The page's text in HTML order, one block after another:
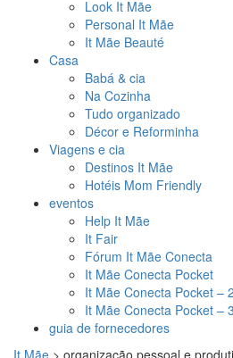
Look It Mãe
Personal It Mãe
It Mãe Beauté
Casa
Babá & cia
Na Cozinha
Tudo organizado
Décor e Reforminha
Viagens e cia
Destinos It Mãe
Hotéis Mom Friendly
eventos
Help It Mãe
It Fair
Fórum It Mãe Conecta
It Mãe Conecta Pocket
It Mãe Conecta Pocket –
It Mãe Conecta Pocket –
guia de fornecedores
It Mãe > organização pessoal e